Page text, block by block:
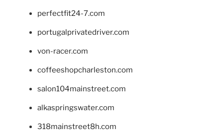
perfectfit24-7.com
portugalprivatedriver.com
von-racer.com
coffeeshopcharleston.com
salon104mainstreet.com
alkaspringswater.com
318mainstreet8h.com